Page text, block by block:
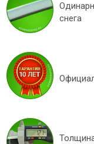
снега